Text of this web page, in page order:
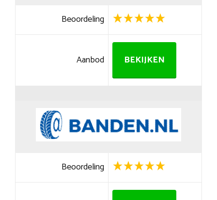
Beoordeling
Aanbod BEKIJKEN
Beoordeling